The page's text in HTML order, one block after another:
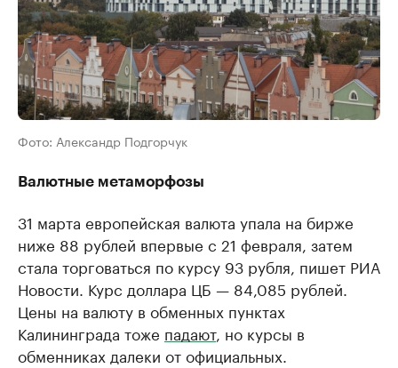
Фото: Александр Подгорчук
Валютные метаморфозы
31 марта европейская валюта упала на бирже
ниже 88 рублей впервые с 21 февраля, затем
стала торговаться по курсу 93 рубля, пишет РИА
Новости. Курс доллара ЦБ — 84,085 рублей.
Цены на валюту в обменных пунктах
Калининграда тоже падают, но курсы в
обменниках далеки от официальных.